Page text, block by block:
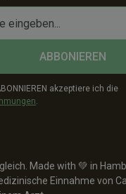
akzeptiere ich die
.
Made with 💚 in
Einnahme von